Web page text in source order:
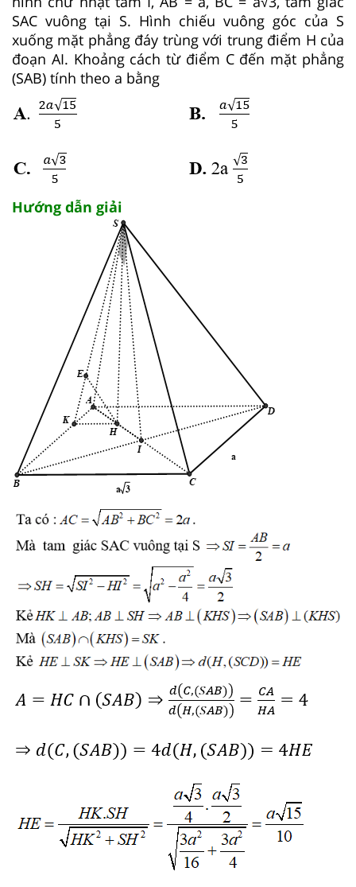
SAC vuông tại S. Hình chiếu vuông góc của S
xuống mặt phẳng đáy trùng với trung điểm H của
đoạn AI. Khoảng cách từ điểm C đến mặt phẳng
(SAB) tính theo a bằng
Hướng dẫn giải